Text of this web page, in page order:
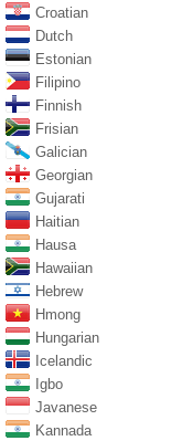
Croatian
Dutch
Estonian
Filipino
Finnish
Frisian
Galician
Georgian
Gujarati
Haitian
Hausa
Hawaiian
Hebrew
Hmong
Hungarian
Icelandic
Igbo
Javanese
Kannada